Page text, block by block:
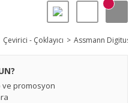
Çevirici - Çoklayıcı Assmann Digitus
ve promosyon